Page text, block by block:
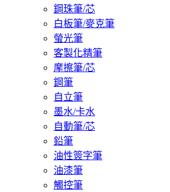
鋼珠筆/芯
白板筆/麥克筆
螢光筆
客製化精筆
摩擦筆/芯
鋼筆
自立筆
墨水/卡水
自動筆/芯
鉛筆
油性簽字筆
油漆筆
觸控筆